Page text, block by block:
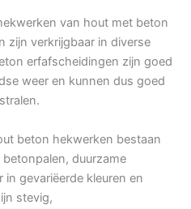
van hout met beton
zijn verkrijgbaar in diverse
erfafscheidingen zijn goed
weer en kunnen dus goed
beton hekwerken bestaan
duurzame
gevariëerde kleuren en
stevig,